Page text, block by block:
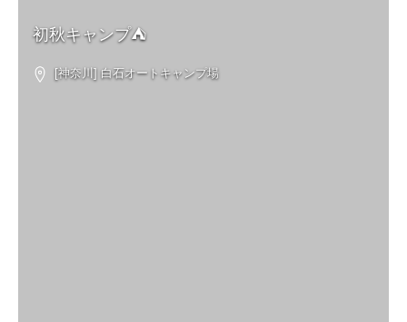
初秋キャンプ⛺️
[神奈川] 白石オートキャンプ場